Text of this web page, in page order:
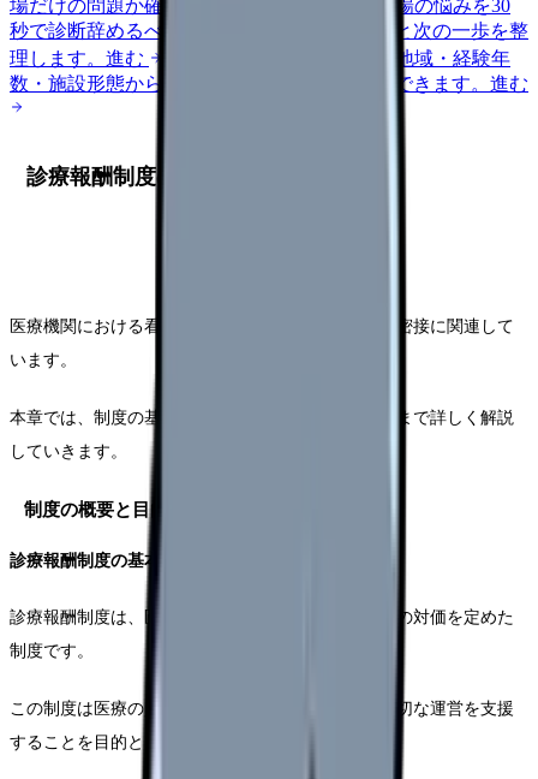
場だけの問題か確かめられます。
職場の悩みを30
秒で診断辞めるべきか迷う前に、悩みの種類と次の一歩を整
理します。 進む
地域・経験年
数・施設形態から、今の給料の現在地を確認できます。 進む
診療報酬制度の基本理解
医療機関における看護師の実践は、診療報酬制度と密接に関連して
います。
本章では、制度の基本的な仕組みから、実際の運用まで詳しく解説
していきます。
制度の概要と目的
診療報酬制度の基本的な考え方
診療報酬制度は、医療機関が提供する医療サービスの対価を定めた
制度です。
この制度は医療の質を確保しながら、医療機関の適切な運営を支援
することを目的としています。